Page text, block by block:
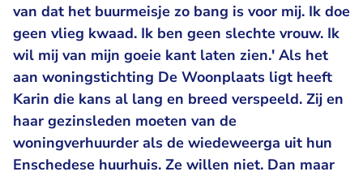
van dat het buurmeisje zo bang is voor mij. Ik doe
geen vlieg kwaad. Ik ben geen slechte vrouw. Ik
wil mij van mijn goeie kant laten zien.' Als het
aan woningstichting De Woonplaats ligt heeft
Karin die kans al lang en breed verspeeld. Zij en
haar gezinsleden moeten van de
woningverhuurder als de wiedeweerga uit hun
Enschedese huurhuis. Ze willen niet. Dan maar